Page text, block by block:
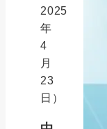
2025
年
4
月
23
日）